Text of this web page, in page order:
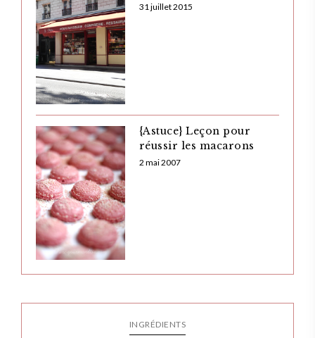
31 juillet 2015
{Astuce} Leçon pour
réussir les macarons
2 mai 2007
INGRÉDIENTS